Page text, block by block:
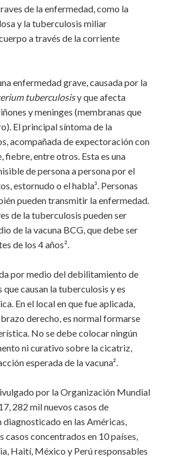
de la enfermedad, como la
y la tuberculosis miliar
a través de la corriente
enfermedad grave, causada por la
tuberculosisy que afecta
y meninges (membranas que
El principal síntoma de la
acompañada de expectoración con
fiebre, entre otros. Esta es una
de persona a persona por el
estornudo o el habla³. Personas
pueden transmitir la enfermedad.
de la tuberculosis pueden ser
de la vacuna BCG, que debe ser
de los 4 años².
por medio del debilitamiento de
que causan la tuberculosis y es
En el local en que fue aplicada,
derecho, es normal formarse
No se debe colocar ningún
ni curativo sobre la cicatriz,
esperada de la vacuna².
por la Organización Mundial
282 mil nuevos casos de
en las Américas,
casos concentrados en 10 países,
Haití, México y Perú responsables